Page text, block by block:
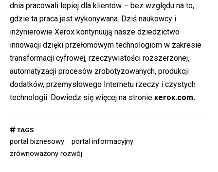
dnia pracowali lepiej dla klientów – bez względu na to,
gdzie ta praca jest wykonywana. Dziś naukowcy i
inżynierowie Xerox kontynuują nasze dziedzictwo
innowacji dzięki przełomowym technologiom w zakresie
transformacji cyfrowej, rzeczywistości rozszerzonej,
automatyzacji procesów zrobotyzowanych, produkcji
dodatków, przemysłowego Internetu rzeczy i czystych
technologii. Dowiedz się więcej na stronie xerox.com.
TAGS
portal biznesowy
portal informacyjny
zrównoważony rozwój